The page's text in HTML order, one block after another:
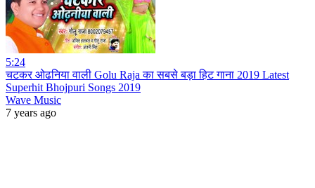
5:24
चटकर ओढनिया वाली Golu Raja का सबसे बड़ा हिट गाना 2019 Latest
Superhit Bhojpuri Songs 2019
Wave Music
7 years ago